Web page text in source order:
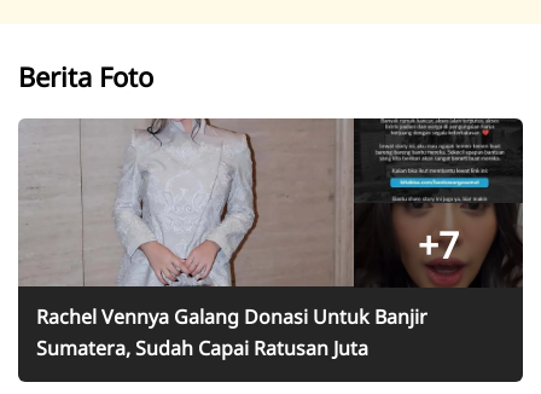
Berita Foto
+7
Rachel Vennya Galang Donasi Untuk Banjir
Sumatera, Sudah Capai Ratusan Juta